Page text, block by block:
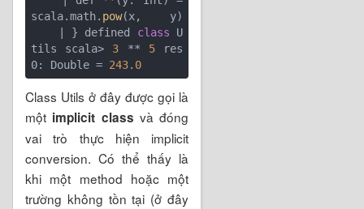
scala.math. pow(x, y)
| } defined class U
tils scala> 3 ** 5 res
0: Double = 243.0
Class Utils ở đây được gọi là
một implicit class và đóng
vai trò thực hiện implicit
conversion. Có thể thấy là
khi một method hoặc một
trường không tồn tại (ở đây